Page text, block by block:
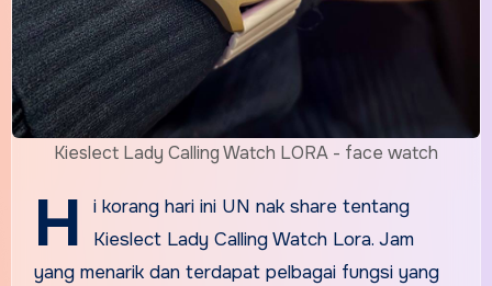
Kieslect Lady Calling Watch LORA - face watch
H
i korang hari ini UN nak share tentang
Kieslect Lady Calling Watch Lora. Jam
yang menarik dan terdapat pelbagai fungsi yang